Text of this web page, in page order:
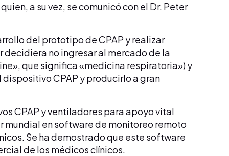
a su vez, se comunicó con el Dr. Peter
del prototipo de CPAP y realizar
decidiera no ingresar al mercado de la
que significa «medicina respiratoria») y
CPAP y producirlo a gran
CPAP y ventiladores para apoyo vital
mundial en software de monitoreo remoto
Se ha demostrado que este software
de los médicos clínicos.